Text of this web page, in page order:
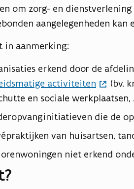
om zorg- en
aangelegenheden
in aanmerking:
erkend door de
activiteiten
(bv.
en sociale werkplaatsen,
die de
van huisartsen,
niet erkend